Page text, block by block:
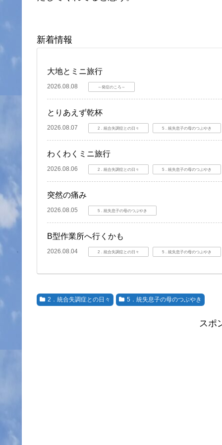
新着情報
大地とミニ旅行
2026.08.08 ～発症のころ～
とりあえず乾杯
2026.08.07 2．統合失調症との日々 5．統失息子の母のつぶやき
わくわくミニ旅行
2026.08.06 2．統合失調症との日々 5．統失息子の母のつぶやき
突然の痛み
2026.08.05 5．統失息子の母のつぶやき
B型作業所へ行くかも
2026.08.04 2．統合失調症との日々 5．統失息子の母のつぶやき
2．統合失調症との日々 5．統失息子の母のつぶやき
スポ